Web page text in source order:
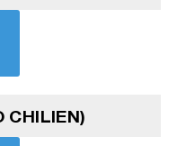
CHILIEN)